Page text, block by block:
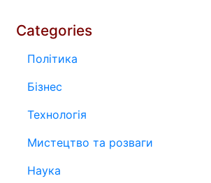
Categories
Політика
Бізнес
Технологія
Мистецтво та розваги
Наука